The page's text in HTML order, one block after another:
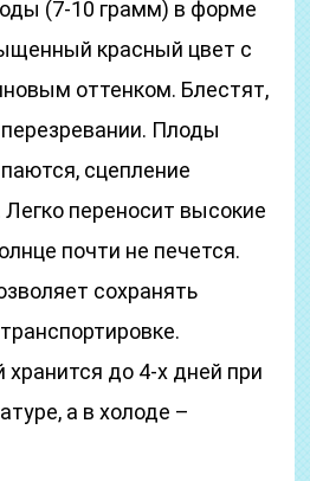
(7-10 грамм) в форме
красный цвет с
оттенком. Блестят,
Плоды
сцепление
переносит высокие
почти не печется.
сохранять
до 4-х дней при
а в холоде –